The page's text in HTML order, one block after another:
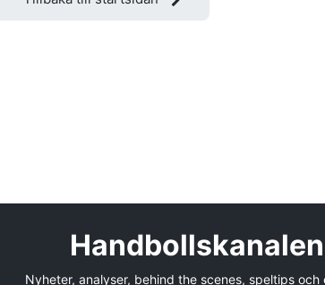
Nyheter, analyser, behind the scenes, speltips